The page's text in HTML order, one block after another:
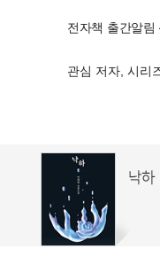
전자책 출간알림
관심 저자, 시리